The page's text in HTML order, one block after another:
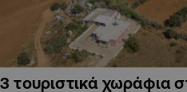
3 τουριστικά χωράφια